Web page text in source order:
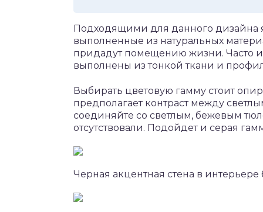
Подходящими для данного
выполненные из натуральных
придадут помещению жизни. Часто
выполнены из тонкой ткани и
Выбирать цветовую гамму стоит
предполагает контраст между
соединяйте со светлым, бежевым
отсутствовали. Подойдет и серая
Черная акцентная стена в